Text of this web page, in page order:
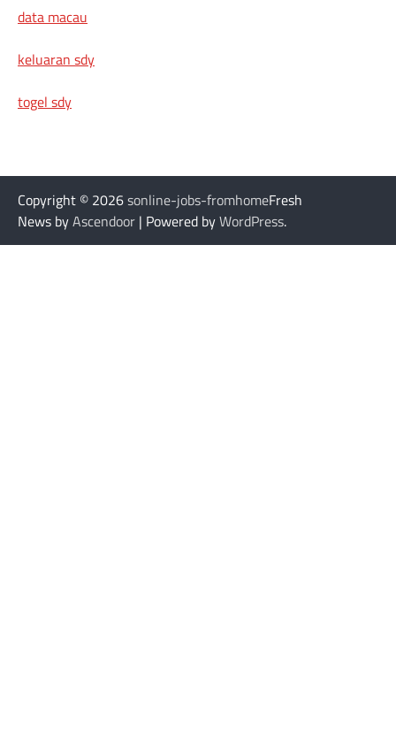
data macau
keluaran sdy
togel sdy
Copyright © 2026sonline-jobs-fromhomeFresh
News byAscendoor | Powered byWordPress.